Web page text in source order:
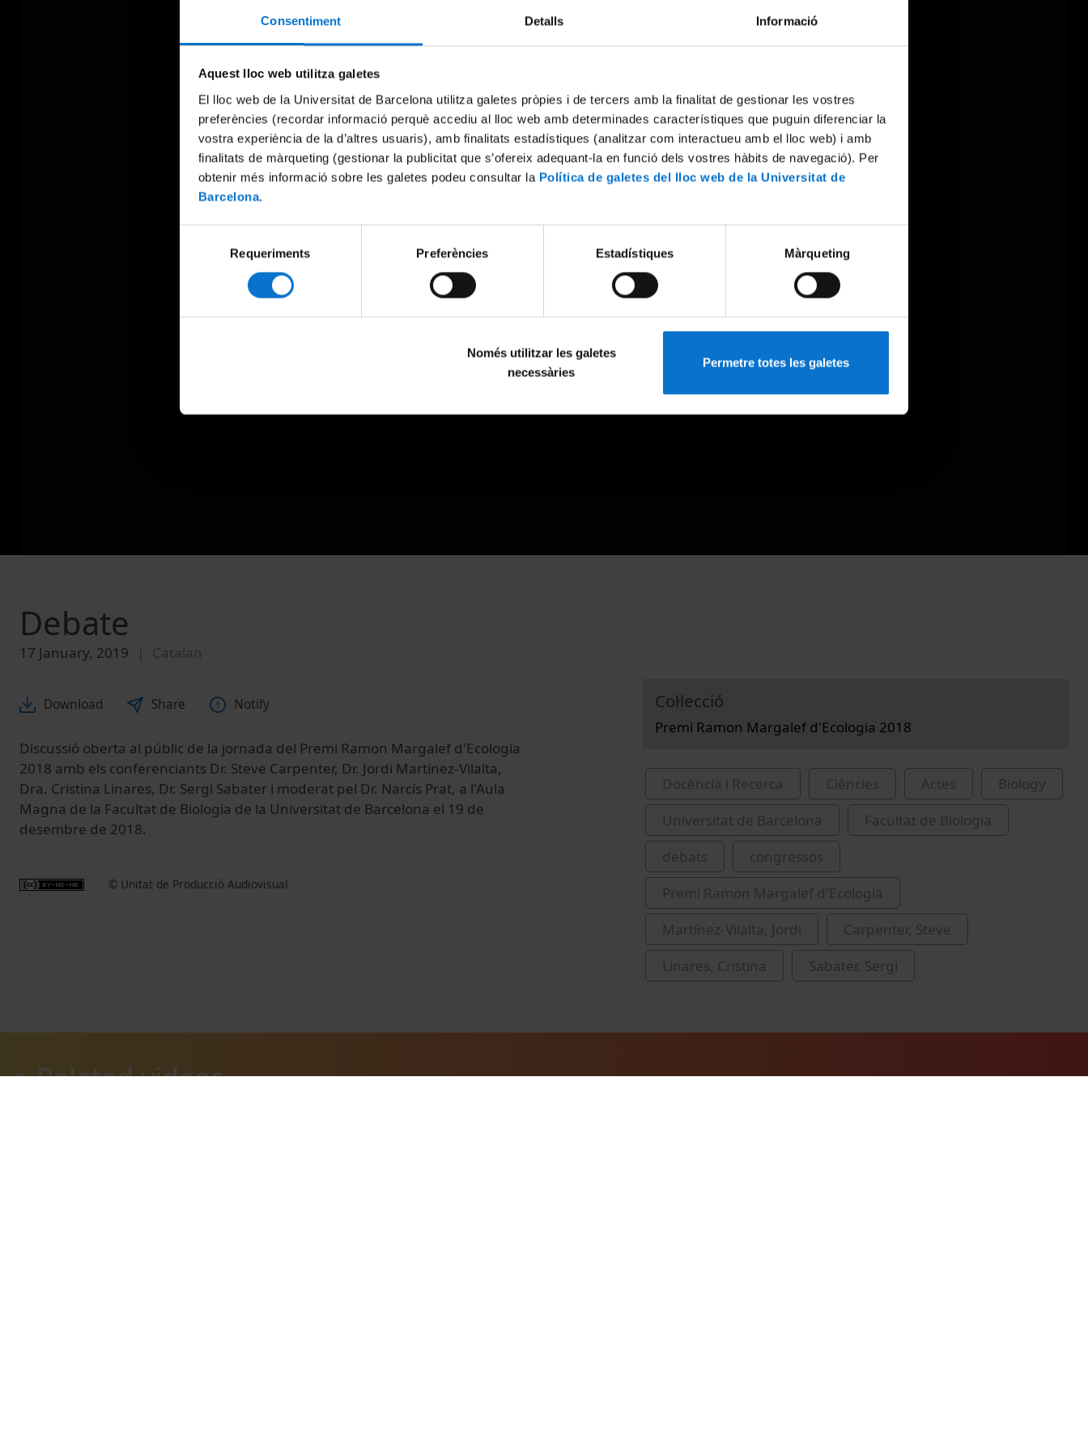
Consentiment Detalls Informació
Aquest lloc web utilitza galetes
El lloc web de la Universitat de Barcelona utilitza galetes pròpies i de tercers amb la finalitat de gestionar les vostres
preferències (recordar informació perquè accediu al lloc web amb determinades característiques que puguin diferenciar la
vostra experiència de la d’altres usuaris), amb finalitats estadístiques (analitzar com interactueu amb el lloc web) i amb
finalitats de màrqueting (gestionar la publicitat que s’ofereix adequant-la en funció dels vostres hàbits de navegació). Per
obtenir més informació sobre les galetes podeu consultar la Política de galetes del lloc web de la Universitat de
Barcelona.
consentiment
Requeriments Preferències Estadístiques Màrqueting
Només utilitzar les galetes
necessàries
Permetre totes les galetes
Debate
17 January, 2019 Catalan
Download Share Notify
Discussió oberta al públic de la jornada del Premi Ramon Margalef d'Ecologia
2018 amb els conferenciants Dr. Steve Carpenter, Dr. Jordi Martínez-Vilalta,
Dra. Cristina Linares, Dr. Sergi Sabater i moderat pel Dr. Narcís Prat, a l'Aula
Magna de la Facultat de Biologia de la Universitat de Barcelona el 19 de
desembre de 2018.
© Unitat de Producció Audiovisual
Col·lecció
Premi Ramon Margalef d'Ecologia 2018
Docència i Recerca Ciències Actes
Biology
Universitat de Barcelona
Facultat de Biologia
debats
congressos
Premi Ramon Margalef d'Ecologia
Martínez-Vilalta, Jordi
Carpenter, Steve
Linares, Cristina
Sabater, Sergi
Related videos